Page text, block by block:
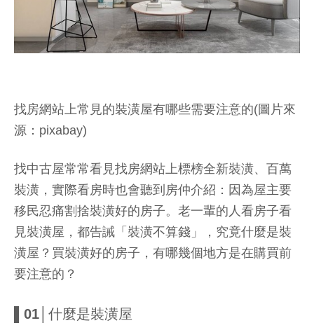
找房網站上常見的裝潢屋有哪些需要注意的(圖片來
源：pixabay)
找中古屋常常看見找房網站上標榜全新裝潢、百萬
裝潢，實際看房時也會聽到房仲介紹：因為屋主要
移民忍痛割捨裝潢好的房子。老一輩的人看房子看
見裝潢屋，都告誡「裝潢不算錢」，究竟什麼是裝
潢屋？買裝潢好的房子，有哪幾個地方是在購買前
要注意的？
▌01│什麼是裝潢屋